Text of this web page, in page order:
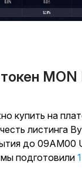
купить на
листинга
до 09AM00
подготовили